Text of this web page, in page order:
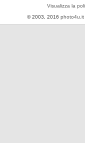
Visualizza la
© 2003, 2016 photo4u.it